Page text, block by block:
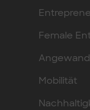
Female
Mobilität